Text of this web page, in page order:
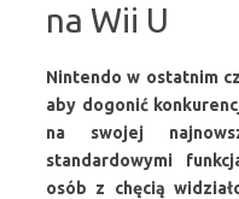
na Wii U
Nintendo w ostatnim
aby dogonić
na swojej
standardowymi
osób z chęcią